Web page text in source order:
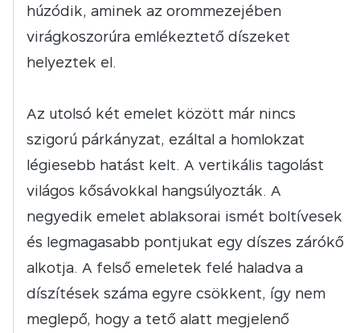
húzódik, aminek az orommezejében
virágkoszorúra emlékeztető díszeket
helyeztek el.
Az utolsó két emelet között már nincs
szigorú párkányzat, ezáltal a homlokzat
légiesebb hatást kelt. A vertikális tagolást
világos kősávokkal hangsúlyozták. A
negyedik emelet ablaksorai ismét boltívesek
és legmagasabb pontjukat egy díszes zárókő
alkotja. A felső emeletek felé haladva a
díszítések száma egyre csökkent, így nem
meglepő, hogy a tető alatt megjelenő